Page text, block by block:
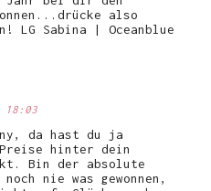
also
LG Sabina | Oceanblue
18:03
da hast du ja
hinter dein
Bin der absolute
nie was gewonnen,